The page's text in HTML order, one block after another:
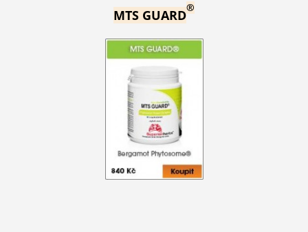
MTS GUARD®